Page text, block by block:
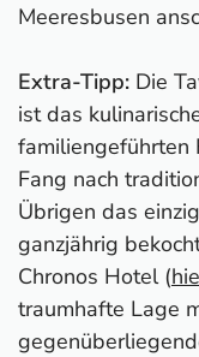
Meeresbusen
Extra-Tipp: Die
ist das
familiengeführten
Fang nach
Übrigen das
ganzjährig
Chronos Hotel (
traumhafte Lage